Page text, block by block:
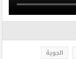
الجوية